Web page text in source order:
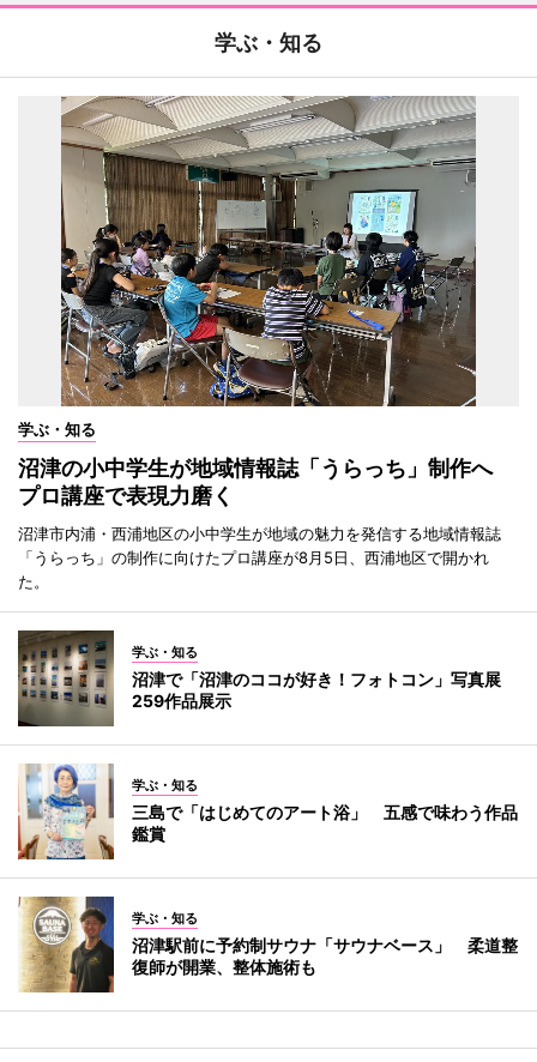
学ぶ・知る
学ぶ・知る
沼津の小中学生が地域情報誌「うらっち」制作へ
プロ講座で表現力磨く
沼津市内浦・西浦地区の小中学生が地域の魅力を発信する地域情報誌
「うらっち」の制作に向けたプロ講座が8月5日、西浦地区で開かれ
た。
学ぶ・知る
沼津で「沼津のココが好き！フォトコン」写真展
259作品展示
学ぶ・知る
三島で「はじめてのアート浴」 五感で味わう作品
鑑賞
学ぶ・知る
沼津駅前に予約制サウナ「サウナベース」 柔道整
復師が開業、整体施術も